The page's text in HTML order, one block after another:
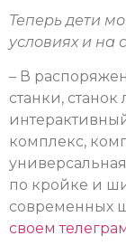
Теперь дети
условиях и на
– В
станки,
комплекс,
по кройке и
современных
своем